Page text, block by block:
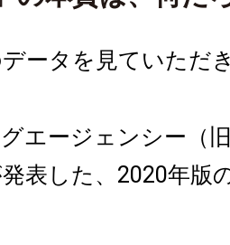
ータを見ていただ
グエージェンシー（
表した、2020年版